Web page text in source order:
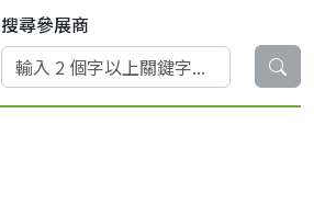
搜尋參展商